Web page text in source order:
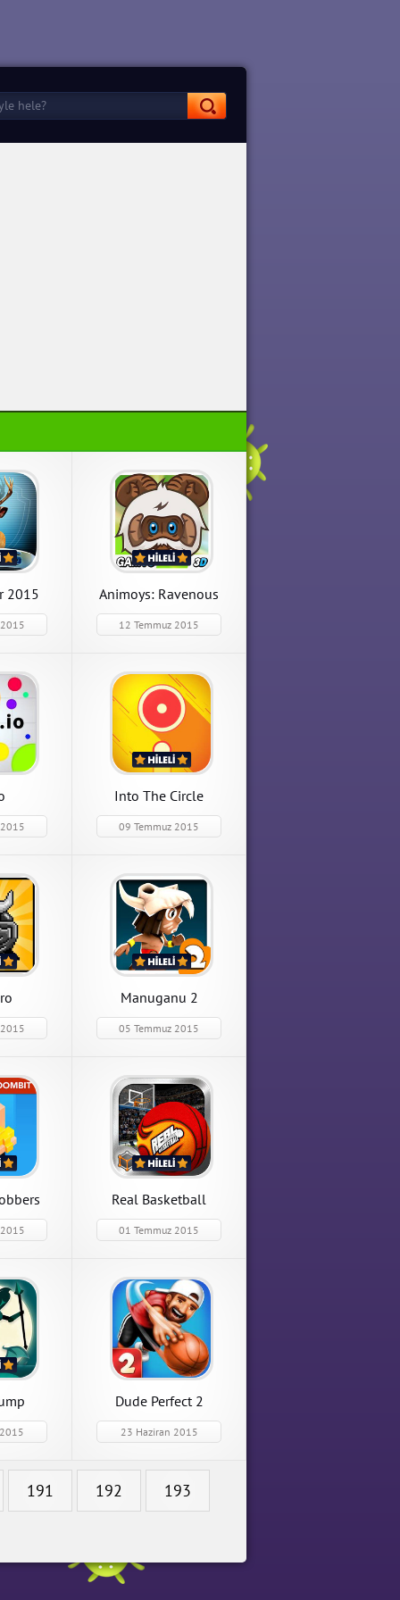
2015 Animoys: Ravenous
12 Temmuz 2015
Into The Circle
09 Temmuz 2015
Sınırsız
indir
Dot Hero
Dot Hero 1.5 Sınırsız Para
Hileli Mod Apk indir
APK İndir
Manuganu 2
05 Temmuz 2015
Manuganu 2
Manuganu 2 1.0.6 Tüm
Bölümler Açık Hileli Mod
Apk indir
Real Basketball
01 Temmuz 2015
Kilit
indir
Hileli
Dude Perfect 2
23 Haziran 2015
Apk
191 192 193